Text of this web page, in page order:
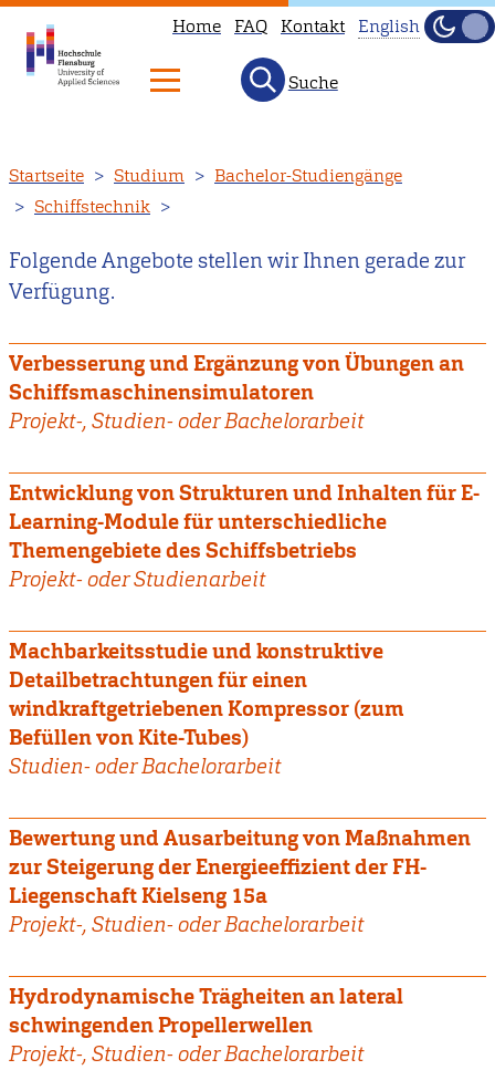
zum
Inhalt
Home FAQ Kontakt
not
English.
to
our
instead.
English
Hell
Suche
Startseite Studium
Bachelor-Studiengänge
Schiffstechnik
Folgende Angebote stellen wir Ihnen gerade zur
Verfügung.
Verbesserung und Ergänzung von Übungen an
Schiffsmaschinensimulatoren
Projekt-, Studien- oder Bachelorarbeit
Entwicklung von Strukturen und Inhalten für E-
Learning-Module für unterschiedliche
Themengebiete des Schiffsbetriebs
Projekt- oder Studienarbeit
Machbarkeitsstudie und konstruktive
Detailbetrachtungen für einen
windkraftgetriebenen Kompressor (zum
Befüllen von Kite-Tubes)
Studien- oder Bachelorarbeit
Bewertung und Ausarbeitung von Maßnahmen
zur Steigerung der Energieeffizient der FH-
Liegenschaft Kielseng 15a
Projekt-, Studien- oder Bachelorarbeit
Hydrodynamische Trägheiten an lateral
schwingenden Propellerwellen
Projekt-, Studien- oder Bachelorarbeit